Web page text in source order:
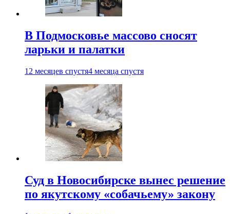
В Подмосковье массово сносят
ларьки и палатки
12 месяцев спустя4 месяца спустя
Суд в Новосибирске вынес решение
по якутскому «собачьему» закону